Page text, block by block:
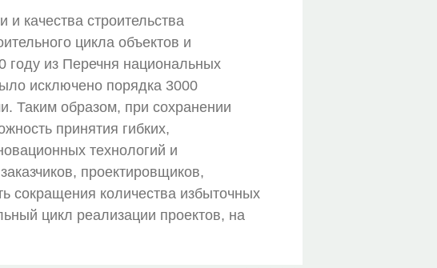
качества строительства
цикла объектов и
году из Перечня национальных
исключено порядка 3000
Таким образом, при сохранении
принятия гибких,
технологий и
проектировщиков,
сокращения количества избыточных
цикл реализации проектов, на